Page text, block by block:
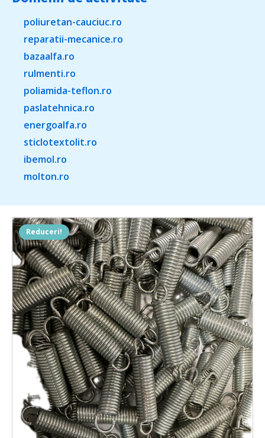
poliuretan-cauciuc.ro
reparatii-mecanice.ro
bazaalfa.ro
rulmenti.ro
poliamida-teflon.ro
paslatehnica.ro
energoalfa.ro
sticlotextolit.ro
ibemol.ro
molton.ro
Reduceri!